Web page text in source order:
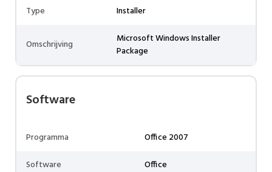
Type
Installer
Omschrijving
Microsoft Windows Installer
Package
Software
Programma
Office 2007
Software
Office